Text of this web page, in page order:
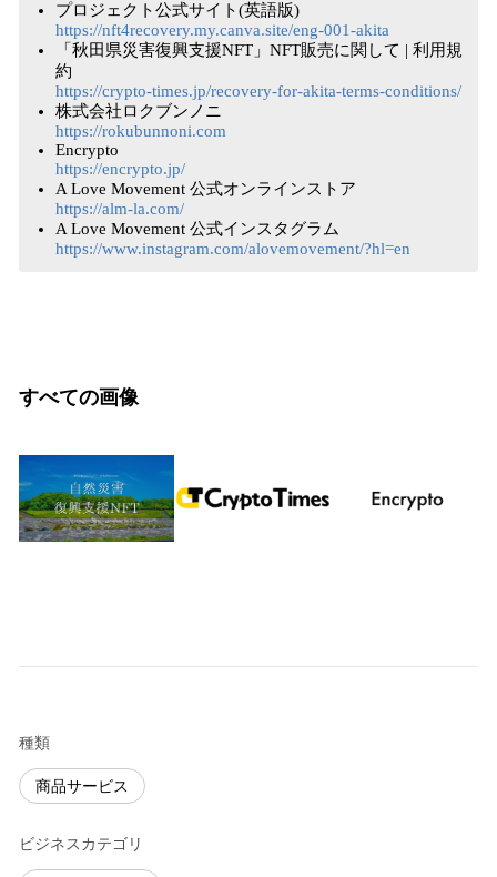
プロジェクト公式サイト(英語版)
https://nft4recovery.my.canva.site/eng-001-akita
「秋田県災害復興支援NFT」NFT販売に関して | 利用規
約
https://crypto-times.jp/recovery-for-akita-terms-conditions/
株式会社ロクブンノニ
https://rokubunnoni.com
Encrypto
https://encrypto.jp/
A Love Movement 公式オンラインストア
https://alm-la.com/
A Love Movement 公式インスタグラム
https://www.instagram.com/alovemovement/?hl=en
すべての画像
種類
商品サービス
ビジネスカテゴリ